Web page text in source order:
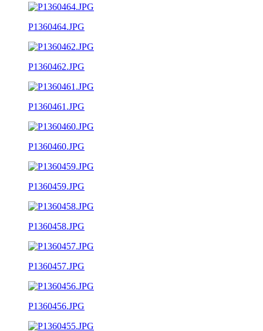
P1360464.JPG
P1360462.JPG
P1360461.JPG
P1360460.JPG
P1360459.JPG
P1360458.JPG
P1360457.JPG
P1360456.JPG